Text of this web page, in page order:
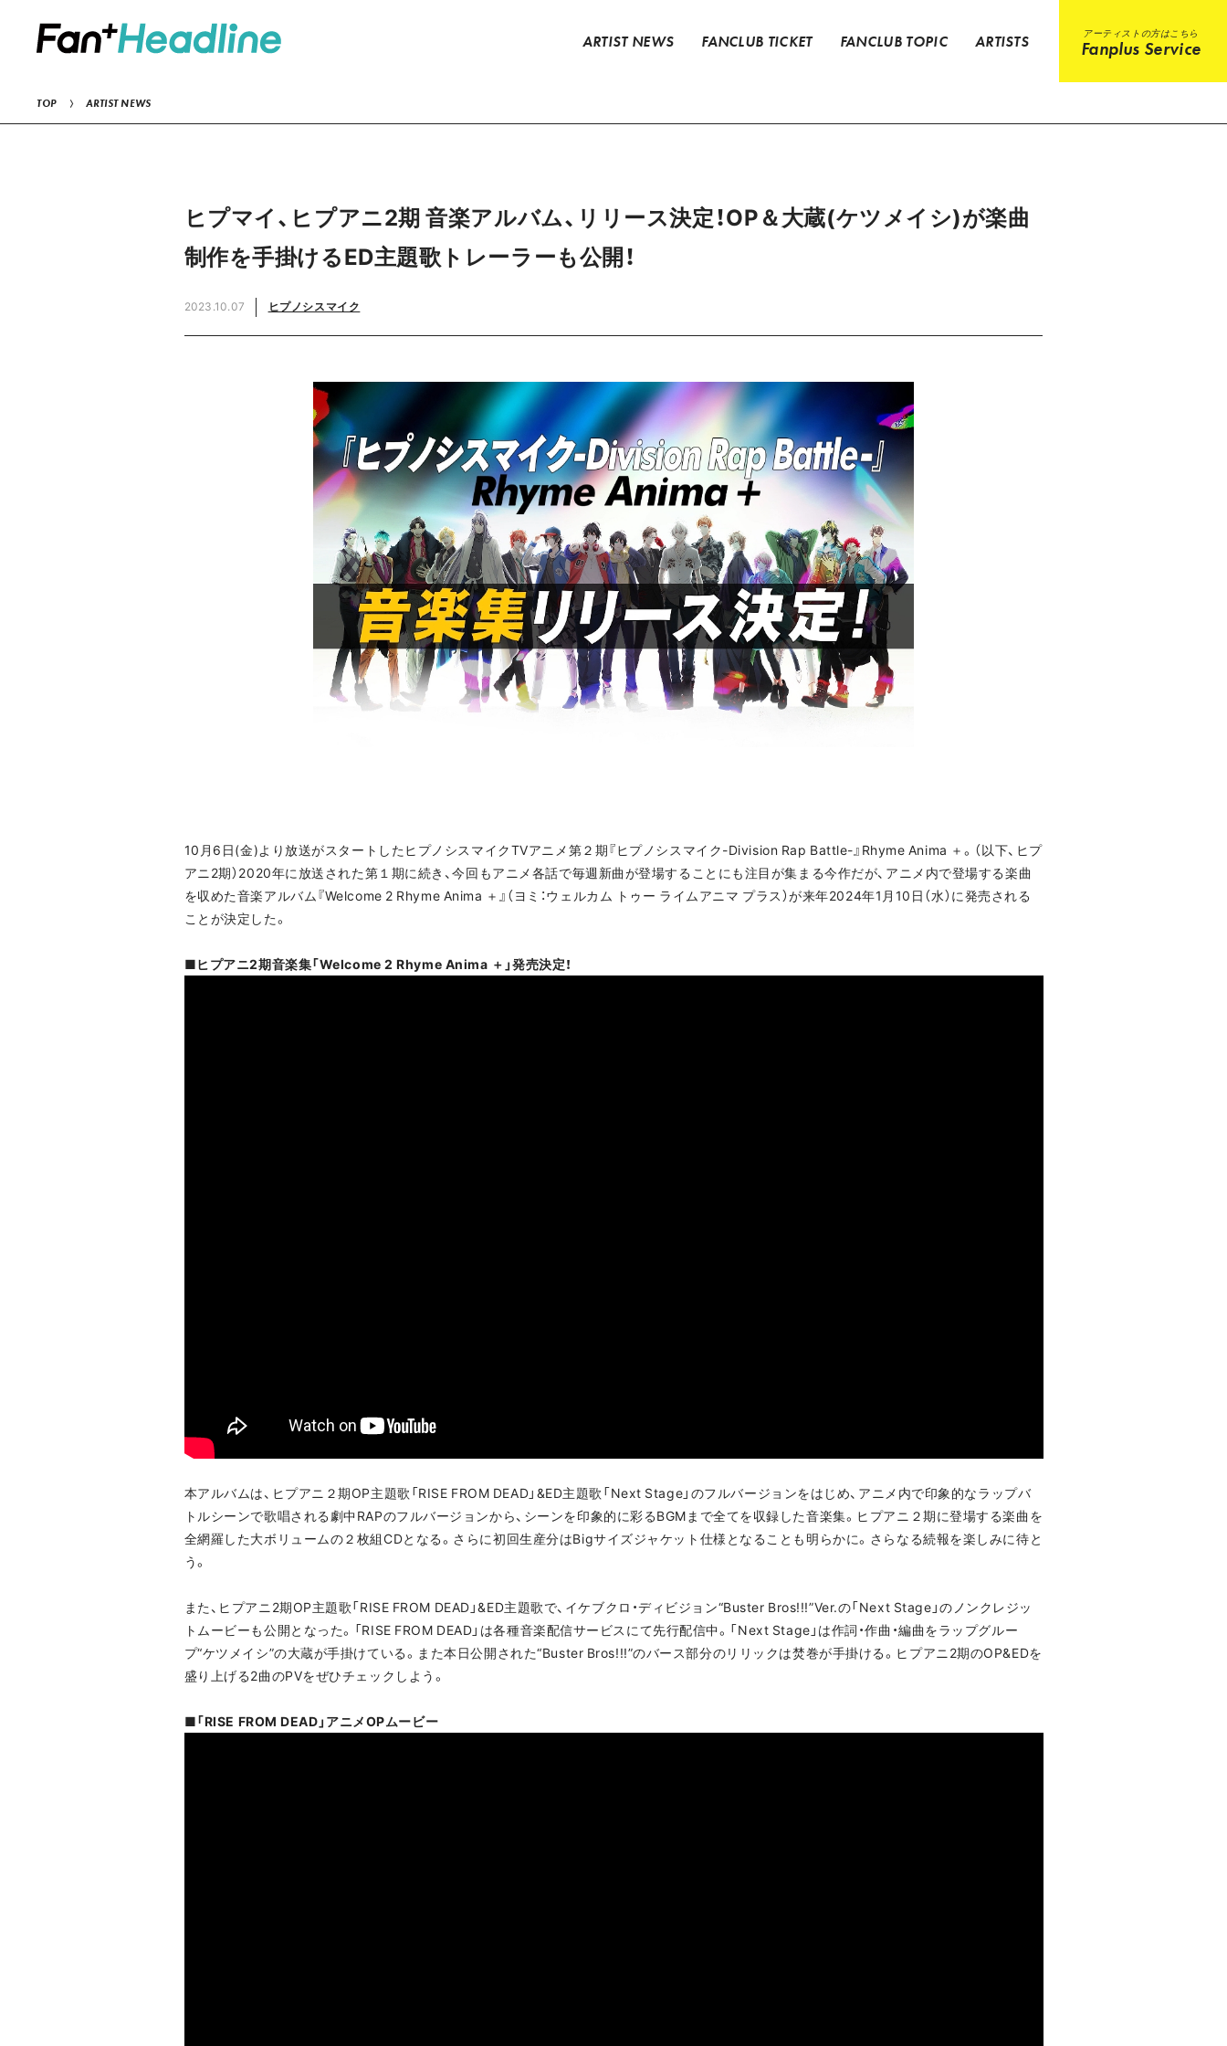
ARTIST NEWS FANCLUB TICKET FANCLUB TOPIC ARTISTS アーティストの方はこちら
Fanplus Service
TOP ARTIST NEWS
ヒプマイ、ヒプアニ2期 音楽アルバム、リリース決定！OP＆大蔵(ケツメイシ)が楽曲
制作を手掛けるED主題歌トレーラーも公開！
2023.10.07 ヒプノシスマイク
10月6日(金)より放送がスタートしたヒプノシスマイクTVアニメ第２期『ヒプノシスマイク-Division Rap Battle-』Rhyme Anima ＋。（以下、ヒプ
アニ2期）2020年に放送された第１期に続き、今回もアニメ各話で毎週新曲が登場することにも注目が集まる今作だが、アニメ内で登場する楽曲
を収めた音楽アルバム『Welcome 2 Rhyme Anima ＋』（ヨミ：ウェルカム トゥー ライムアニマ プラス）が来年2024年1月10日（水）に発売される
ことが決定した。
■ヒプアニ2期音楽集「Welcome 2 Rhyme Anima ＋」発売決定！
本アルバムは、ヒプアニ２期OP主題歌「RISE FROM DEAD」&ED主題歌「Next Stage」のフルバージョンをはじめ、アニメ内で印象的なラップバ
トルシーンで歌唱される劇中RAPのフルバージョンから、シーンを印象的に彩るBGMまで全てを収録した音楽集。ヒプアニ２期に登場する楽曲を
全網羅した大ボリュームの２枚組CDとなる。さらに初回生産分はBigサイズジャケット仕様となることも明らかに。さらなる続報を楽しみに待と
う。
また、ヒプアニ2期OP主題歌「RISE FROM DEAD」&ED主題歌で、イケブクロ・ディビジョン“Buster Bros!!!”Ver.の「Next Stage」のノンクレジッ
トムービーも公開となった。「RISE FROM DEAD」は各種音楽配信サービスにて先行配信中。「Next Stage」は作詞・作曲・編曲をラップグルー
プ“ケツメイシ”の大蔵が手掛けている。また本日公開された“Buster Bros!!!”のバース部分のリリックは焚巻が手掛ける。ヒプアニ2期のOP&EDを
盛り上げる2曲のPVをぜひチェックしよう。
■「RISE FROM DEAD」アニメOPムービー